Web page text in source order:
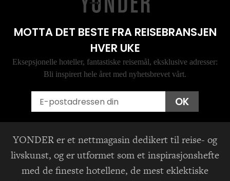
MOTTA DET BESTE FRA REISEBRANSJEN
HVER UKE
Eksepsjonelle hoteller, fantastiske reisemål, eksklusive adresser:
Bli inspirert hele året med nyhetsbrevet vårt.
OK
YONDER er et nettmagasin dedikert til reise- og
livskunst, og er utformet som et inspirasjonshefte
med de fineste hotellene, de mest eklektiske